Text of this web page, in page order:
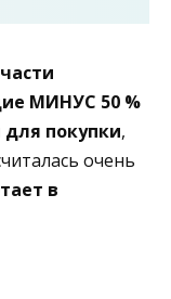
МИНУС 50 %
покупки,
очень
в